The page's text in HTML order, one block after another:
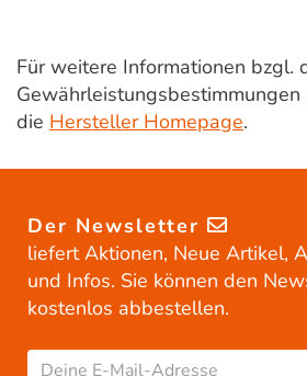
Für weitere Informationen bzgl.
die Hersteller Homepage.
Der Newsletter
liefert Aktionen, Neue Artikel,
und Infos. Sie können den
kostenlos abbestellen.